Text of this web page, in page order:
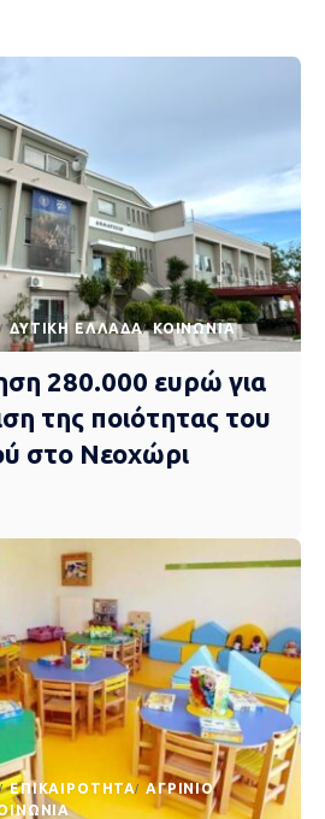
ΔΥΤΙΚΉ ΕΛΛΆΔΑ ΚΟΙΝΩΝΊΑ
280.000 ευρώ για
της ποιότητας του
στο Νεοχώρι
EΠΙΚΑΙΡΌΤΗΤΑ
ΑΓΡΊΝΙΟ